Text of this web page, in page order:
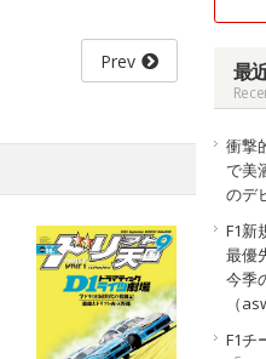
Prev 最
衝撃
で美
のデ
F1新
最優
今季
（
F1チ